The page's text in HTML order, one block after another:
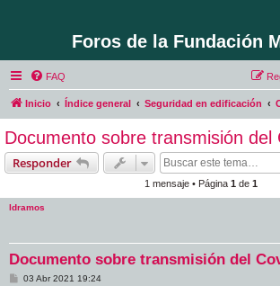
Foros de la Fundación
FAQ
Inicio Índice general Seguridad en edificación
Documento sobre transmisión del
Responder
1 mensaje • Página 1 de 1
ldramos
Documento sobre transmisión del
M03 Abr 2021 19:24